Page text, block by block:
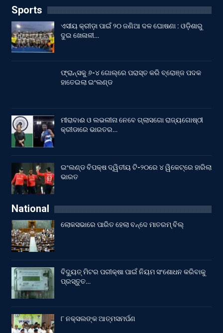
Sports
ଏସୀୟ କ୍ରୀଡ଼ା ପାଇଁ ୨୦ ଜଣିଆ ଦଳ ଘୋଷଣା : ଓଡ଼ିଶାରୁ
ଦୁଇ ଖେଳାଳୀ…
ଫ୍ରାନ୍ସକୁ ୬-୪ ଗୋଲ୍‌ରେ ପରାସ୍ତ କରି ବ୍ରୋଞ୍ଜ ପଦକ
ହାତେଇଲା ଇଂଲଣ୍ଡ
ମୀରାବାଈ ଓ ଲଭଲୀନା ନେବେ ଗ୍ଲାସଗୋ ରାଜ୍ୟଗୋଷ୍ଠୀ
କ୍ରୀଡାରେ ଭାରତର…
ଇଂଲଣ୍ଡ ବିପକ୍ଷ ଦ୍ୱିତୀୟ ଟି-୨୦ରେ ୪ ୱିକେଟ୍‌ରେ ହାରିଲା
ଭାରତ
National
ଲୋକସଭାରେ ପାରିତ ହେଲା ବନ୍ଦେ ମାତରମ୍‌ ବିଲ୍‌
ବିଦ୍ୟୁତ୍ ମିଟର ପରୀକ୍ଷା ପାଇଁ ନିୟମ ସଂଶୋଧନ କରିବାକୁ
ପ୍ରସ୍ତୁତ…
୮ ନକ୍ସଲଙ୍କ ଆତ୍ମସମର୍ପଣ